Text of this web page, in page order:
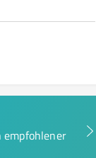
empfohlener